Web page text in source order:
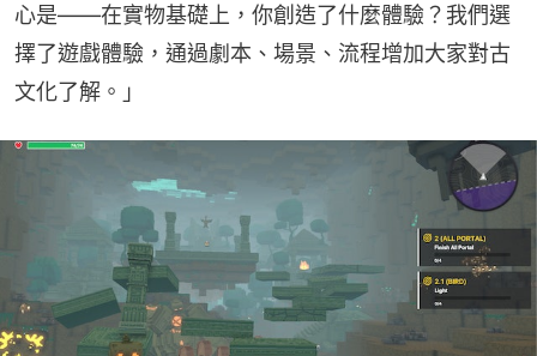
心是——在實物基礎上，你創造了什麼體驗？我們選
擇了遊戲體驗，通過劇本、場景、流程增加大家對古
文化了解。」